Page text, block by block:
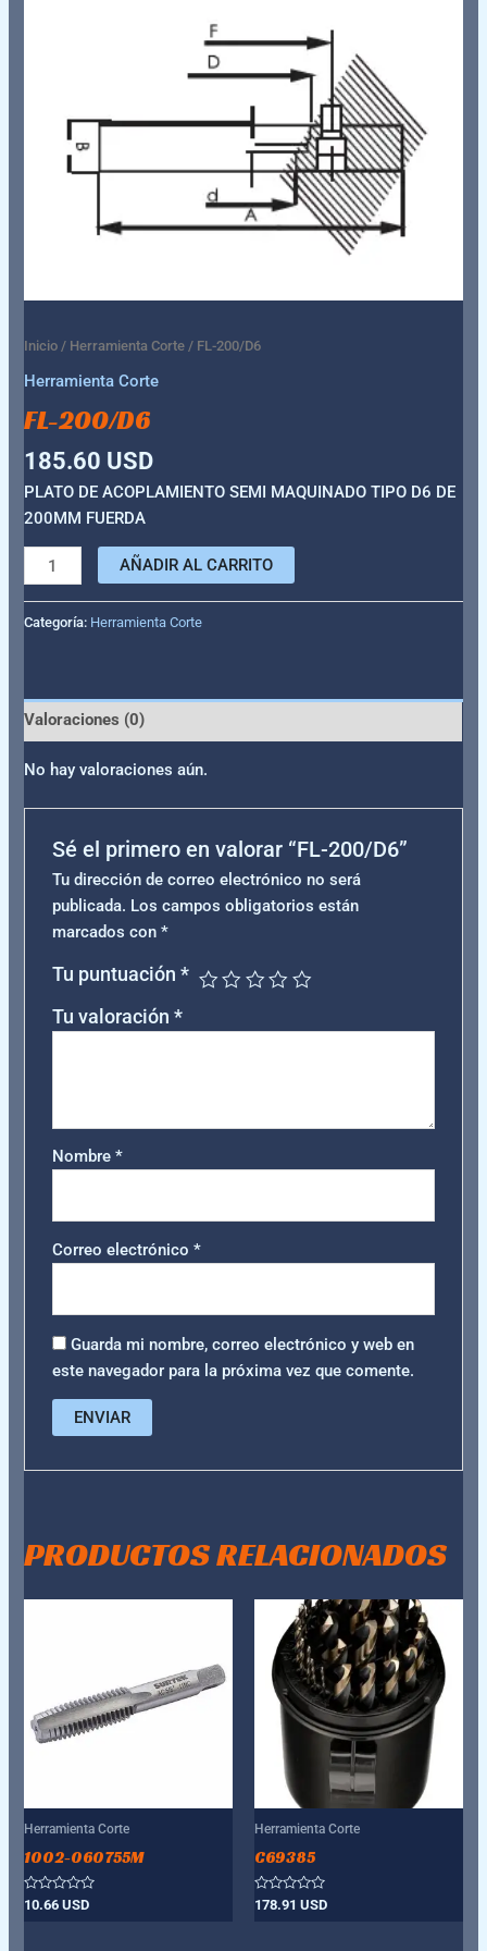
Inicio / Herramienta Corte / FL-200/D6
Herramienta Corte
FL-200/D6
185.60 USD
PLATO DE ACOPLAMIENTO SEMI MAQUINADO TIPO D6 DE
200MM FUERDA
AÑADIR AL CARRITO
Categoría: Herramienta Corte
Valoraciones (0)
No hay valoraciones aún.
Sé el primero en valorar “FL-200/D6”
Tu dirección de correo electrónico no será
publicada. Los campos obligatorios están
marcados con *
Tu puntuación *
Tu valoración *
Nombre *
Correo electrónico *
Guarda mi nombre, correo electrónico y web en
este navegador para la próxima vez que comente.
PRODUCTOS RELACIONADOS
Herramienta Corte
1002-060755M
Valorado
10.66USD
Herramienta Corte
C69385
Valorado
178.91 USD